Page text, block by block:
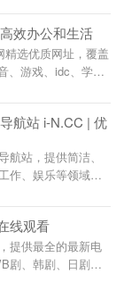
效办公和生活
选优质网址，覆盖
、游戏、idc、学习
航站 i-N.CC | 优
站，提供简洁、
作、娱乐等领域优
多设备访问，让每
线观看
提供最全的最新电
剧、韩剧、日剧、